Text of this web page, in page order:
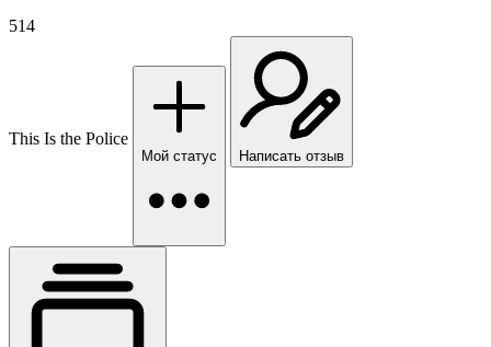
514
This Is the Police
Мой статус Написать отзыв